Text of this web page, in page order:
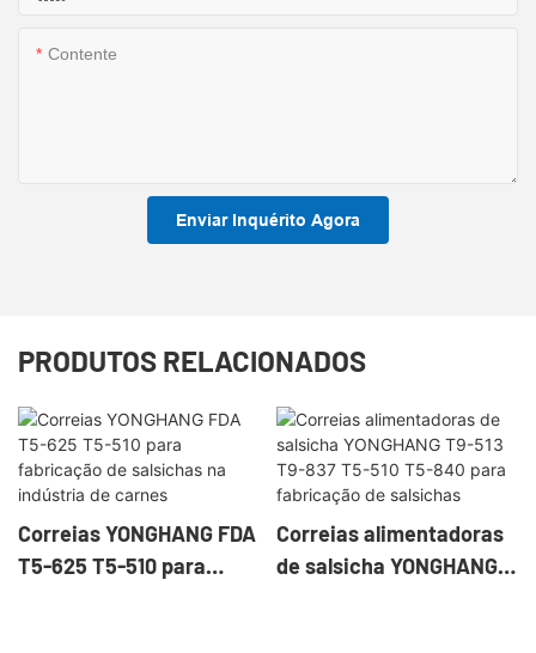
Contente
Enviar Inquérito Agora
PRODUTOS RELACIONADOS
Correias YONGHANG FDA
T5-625 T5-510 para
Correias alimentadoras
de salsicha YONGHANG